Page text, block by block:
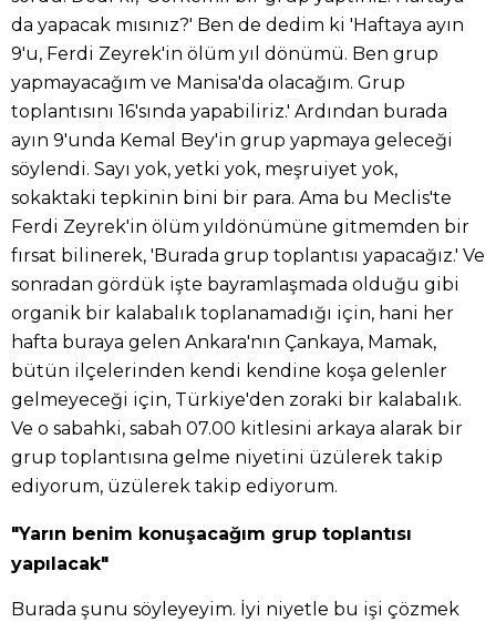
da yapacak mısınız?' Ben de dedim ki 'Haftaya ayın
9'u, Ferdi Zeyrek'in ölüm yıl dönümü. Ben grup
yapmayacağım ve Manisa'da olacağım. Grup
toplantısını 16'sında yapabiliriz.' Ardından burada
ayın 9'unda Kemal Bey'in grup yapmaya geleceği
söylendi. Sayı yok, yetki yok, meşruiyet yok,
sokaktaki tepkinin bini bir para. Ama bu Meclis'te
Ferdi Zeyrek'in ölüm yıldönümüne gitmemden bir
fırsat bilinerek, 'Burada grup toplantısı yapacağız.' Ve
sonradan gördük işte bayramlaşmada olduğu gibi
organik bir kalabalık toplanamadığı için, hani her
hafta buraya gelen Ankara'nın Çankaya, Mamak,
bütün ilçelerinden kendi kendine koşa gelenler
gelmeyeceği için, Türkiye'den zoraki bir kalabalık.
Ve o sabahki, sabah 07.00 kitlesini arkaya alarak bir
grup toplantısına gelme niyetini üzülerek takip
ediyorum, üzülerek takip ediyorum.
"Yarın benim konuşacağım grup toplantısı
yapılacak"
Burada şunu söyleyeyim. İyi niyetle bu işi çözmek